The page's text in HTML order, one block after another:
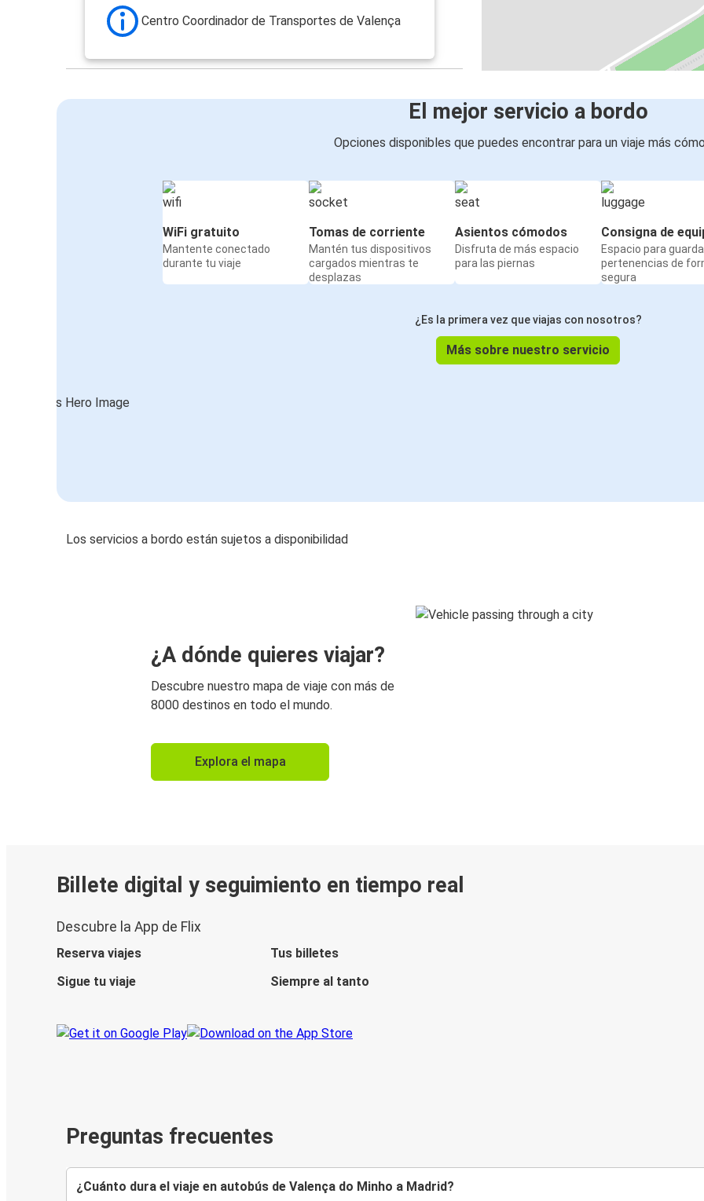
Centro Coordinador de Transportes de Valença
El mejor servicio a bordo
Opciones disponibles que puedes encontrar para un viaje más
WiFi gratuito
Mantente conectado
durante tu viaje
Tomas de corriente
Mantén tus dispositivos
cargados mientras te
desplazas
Asientos cómodos
Disfruta de más espacio
para las piernas
Consigna de
Espacio para
pertenencias de
segura
¿Es la primera vez que viajas con nosotros?
Más sobre nuestro servicio
Los servicios a bordo están sujetos a disponibilidad
¿A dónde quieres viajar?
Descubre nuestro mapa de viaje con más de
8000 destinos en todo el mundo.
Explora el mapa
Billete digital y seguimiento en tiempo real
Descubre la App de Flix
Reserva viajes
Tus billetes
Sigue tu viaje
Siempre al tanto
Preguntas frecuentes
¿Cuánto dura el viaje en autobús de Valença do Minho a Madrid?